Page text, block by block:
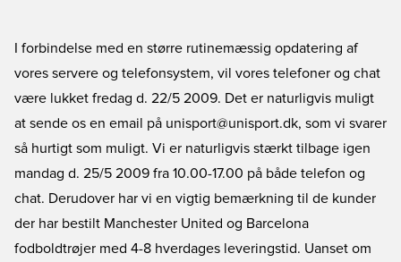
I forbindelse med en større rutinemæssig opdatering af
vores servere og telefonsystem, vil vores telefoner og chat
være lukket fredag d. 22/5 2009. Det er naturligvis muligt
at sende os en email på unisport@unisport.dk, som vi svarer
så hurtigt som muligt. Vi er naturligvis stærkt tilbage igen
mandag d. 25/5 2009 fra 10.00-17.00 på både telefon og
chat. Derudover har vi en vigtig bemærkning til de kunder
der har bestilt Manchester United og Barcelona
fodboldtrøjer med 4-8 hverdages leveringstid. Uanset om